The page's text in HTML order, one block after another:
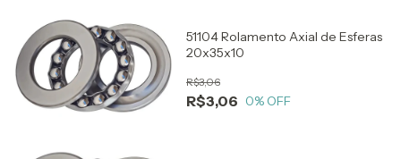
51104 Rolamento Axial de Esferas
20x35x10
R$3,06
R$3,06
0% OFF